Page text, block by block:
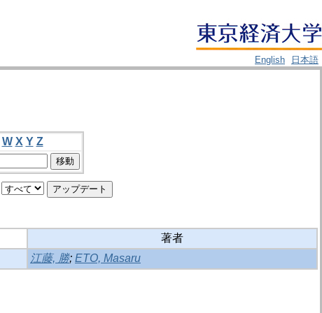
English
日本語
W X Y Z
著者
江藤, 勝; ETO, Masaru